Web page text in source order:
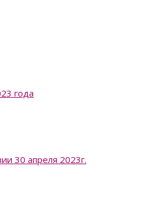
года
30 апреля 2023г.